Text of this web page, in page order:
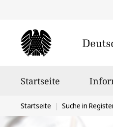
Startseite
Sie
befinden
Startseite Suche in